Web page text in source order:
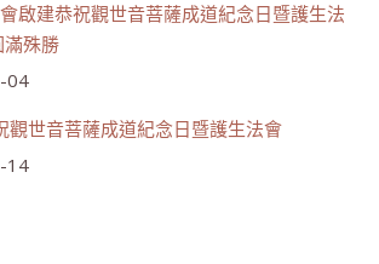
啟建恭祝觀世音菩薩成道紀念日暨護生法
殊勝
04
觀世音菩薩成道紀念日暨護生法會
14